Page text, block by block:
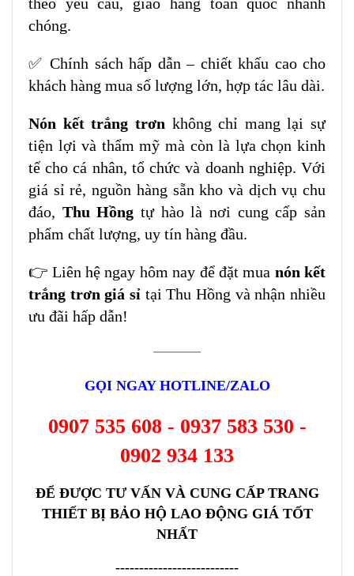
chóng.
✅ Chính sách hấp dẫn – chiết khấu cao cho
khách hàng mua số lượng lớn, hợp tác lâu dài.
Nón kết trắng trơn không chỉ mang lại sự
tiện lợi và thẩm mỹ mà còn là lựa chọn kinh
tế cho cá nhân, tổ chức và doanh nghiệp. Với
giá sỉ rẻ, nguồn hàng sẵn kho và dịch vụ chu
đáo, Thu Hồng tự hào là nơi cung cấp sản
phẩm chất lượng, uy tín hàng đầu.
👉 Liên hệ ngay hôm nay để đặt mua nón kết
trắng trơn giá sỉ tại Thu Hồng và nhận nhiều
ưu đãi hấp dẫn!
---------------
GỌI NGAY HOTLINE/ZALO
0907 535 608 - 0937 583 530 -
0902 934 133
ĐỂ ĐƯỢC TƯ VẤN VÀ CUNG CẤP TRANG
THIẾT BỊ BẢO HỘ LAO ĐỘNG GIÁ TỐT
NHẤT
--------------------------